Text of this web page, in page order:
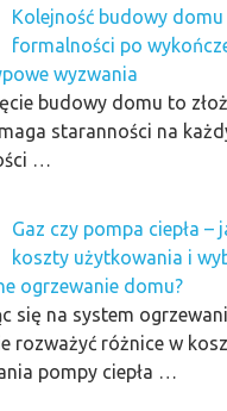
Kolejność budowy domu
formalności po
wyzwania
budowy domu to
staranności na
…
Gaz czy pompa ciepła –
koszty użytkowania i
ogrzewanie domu?
się na system
rozważyć różnice w
pompy ciepła …